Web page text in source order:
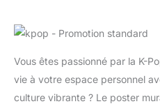
Vous êtes passionné par la K-
vie à votre espace personnel
culture vibrante ? Le poster